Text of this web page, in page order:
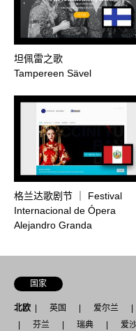
坦佩雷之歌
Tampereen Sävel
格兰达歌剧节 ｜ Festival
Internacional de Ópera
Alejandro Granda
国家
北欧 英国 爱尔兰
芬兰
瑞典 爱